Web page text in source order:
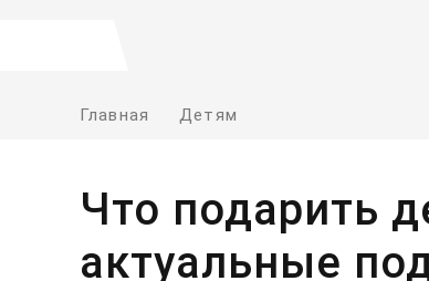
Главная Детям
Что подарить
актуальные